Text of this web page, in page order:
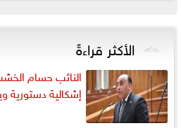
الأكثر قراءةً
النائب حسام
إشكالية دستورية